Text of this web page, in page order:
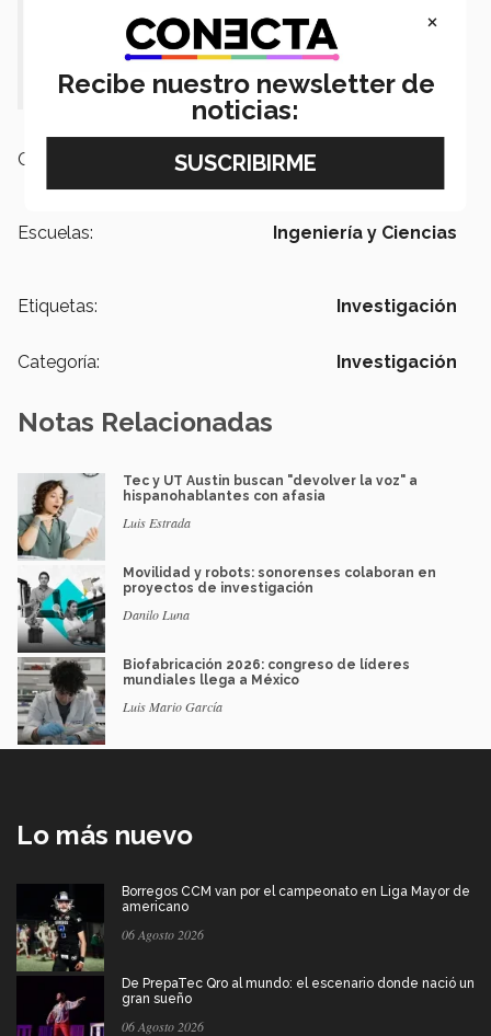
y alumnos de los campus de Puebla,
Toluca, Ciudad de México y
Monterrey.
Campus:
Escuelas: Ingeniería y Ciencias
Etiquetas: Investigación
Categoría: Investigación
Notas Relacionadas
Tec y UT Austin buscan "devolver la voz" a
hispanohablantes con afasia
Luis Estrada
Movilidad y robots: sonorenses colaboran en
proyectos de investigación
Danilo Luna
Biofabricación 2026: congreso de líderes
mundiales llega a México
Luis Mario García
Lo más nuevo
Borregos CCM van por el campeonato en Liga Mayor de
americano
06 Agosto 2026
De PrepaTec Qro al mundo: el escenario donde nació un
gran sueño
06 Agosto 2026
×
Recibe nuestro newsletter de
noticias: